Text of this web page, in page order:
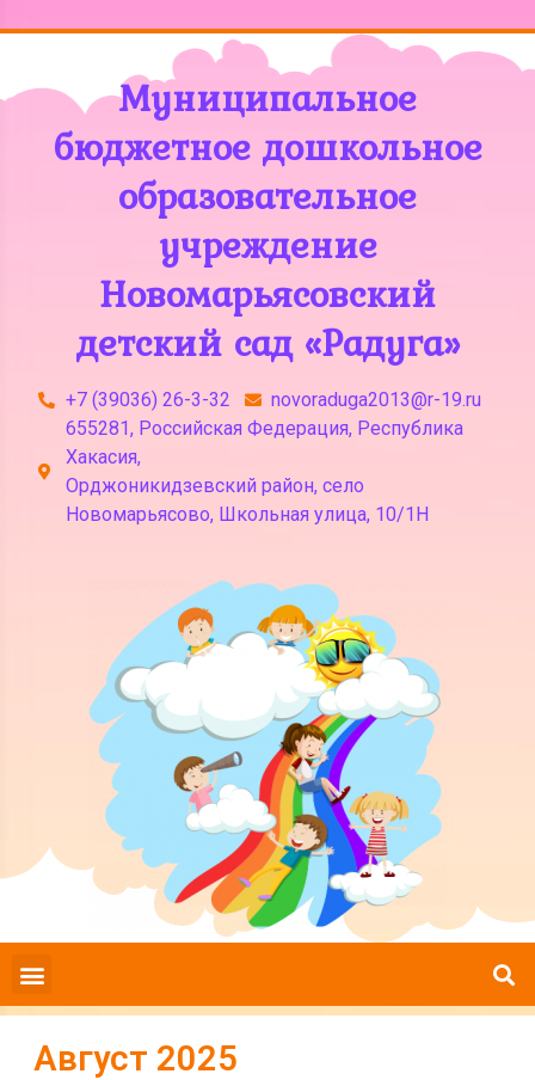
Муниципальное
бюджетное дошкольное
образовательное
учреждение
Новомарьясовский
детский сад «Радуга»
+7 (39036) 26-3-32
novoraduga2013@r-19.ru
655281, Российская Федерация, Республика
Хакасия,
Орджоникидзевский район, село
Новомарьясово, Школьная улица, 10/1Н
Август 2025